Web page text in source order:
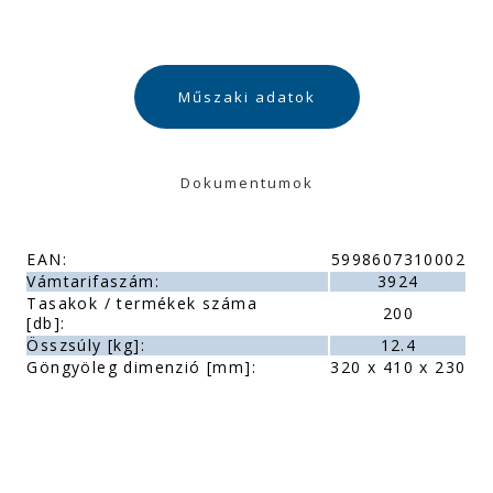
Műszaki adatok
Dokumentumok
EAN:
5998607310002
Vámtarifaszám:
3924
Tasakok / termékek száma
[db]:
200
Összsúly [kg]:
12.4
Göngyöleg dimenzió [mm]:
320 x 410 x 230